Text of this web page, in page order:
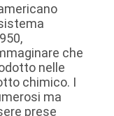
che
nelle
chimico. I
ma
prese